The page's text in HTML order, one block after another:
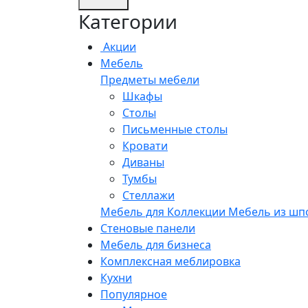
Категории
Акции
Мебель
Предметы мебели
Шкафы
Столы
Письменные столы
Кровати
Диваны
Тумбы
Стеллажи
Мебель для Коллекции Мебель из
Стеновые панели
Мебель для бизнеса
Комплексная меблировка
Кухни
Популярное